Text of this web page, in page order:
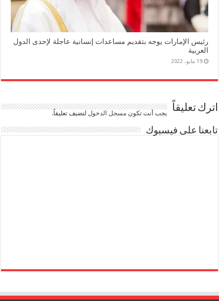
رئيس الإمارات يوجه بتقديم مساعدات إنسانية عاجلة لإحدى الدول
العربية
19 مايو، 2022
اترك تعليقاً يجب أنت تكون مسجل الدخوللتضيف تعليقاً.
تابعنا على فيسبوك